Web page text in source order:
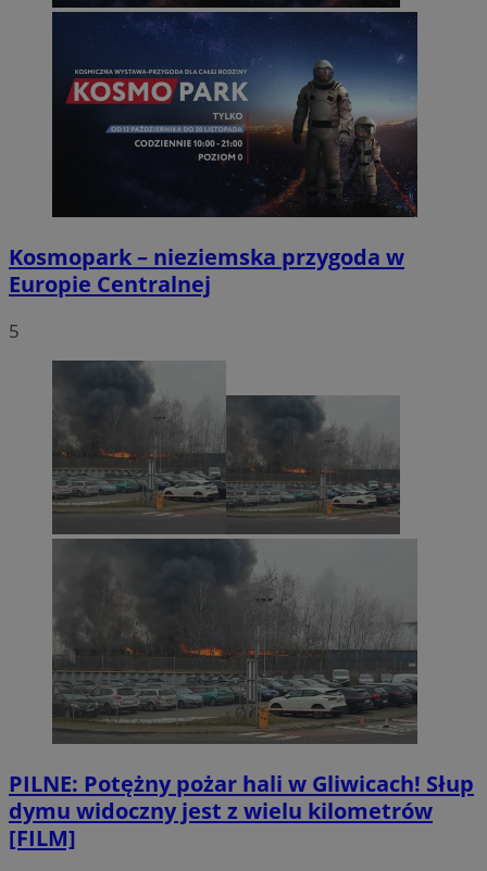
Kosmopark – nieziemska przygoda w
Europie Centralnej
5
PILNE: Potężny pożar hali w Gliwicach! Słup
dymu widoczny jest z wielu kilometrów
[FILM]